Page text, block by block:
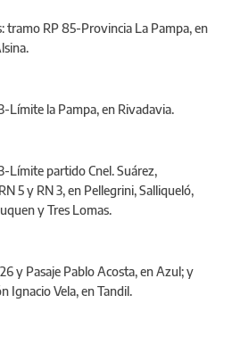
tramo RP 85-Provincia La Pampa, en
Límite la Pampa, en Rivadavia.
Límite partido Cnel. Suárez,
5 y RN 3, en Pellegrini, Salliqueló,
y Tres Lomas.
y Pasaje Pablo Acosta, en Azul; y
Ignacio Vela, en Tandil.